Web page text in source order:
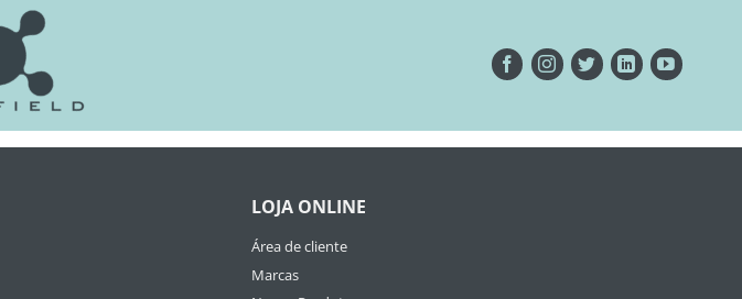
LOJA ONLINE
Área de cliente
Marcas